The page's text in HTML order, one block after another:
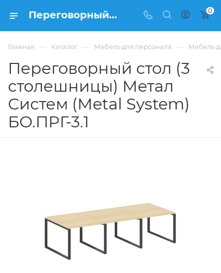
Переговорный стол (3 столешницы) Метал Систем (Metal System) БО.ПРГ-3.1 купить в Москве, цена 75 177 ₽. - интернет-магазин ФРАНКОМ 0
Главная — Каталог — Мебель для персонала — Мебель
Переговорный стол (3
столешницы) Метал
Систем (Metal System)
БО.ПРГ-3.1